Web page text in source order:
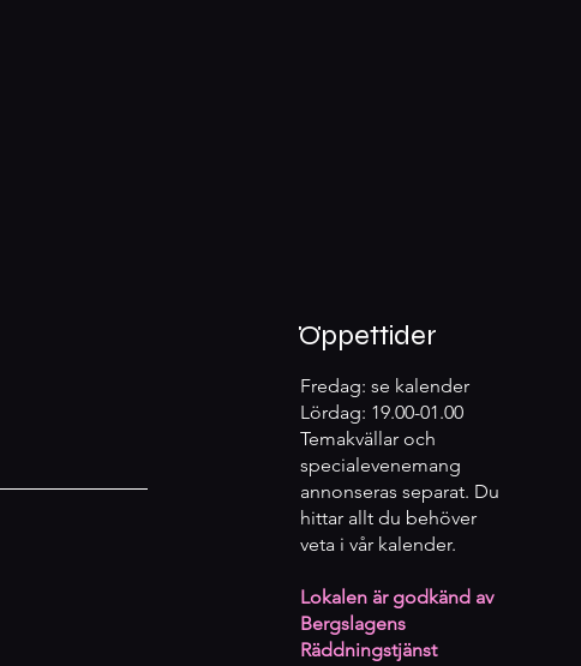
Öppettider
Fredag: se kalender
Lördag: 19.00-01.00
Temakvällar och
specialevenemang
annonseras separat. Du
hittar allt du behöver
veta i vår kalender.
Lokalen är godkänd av
Bergslagens
Räddningstjänst